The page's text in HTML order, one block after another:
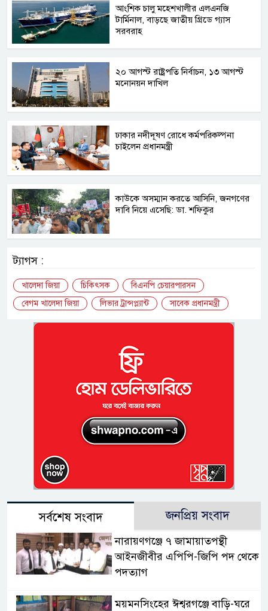
আংশিক চালু মহেশখালীর এলএনজি
টার্মিনাল, বাড়ছে জাতীয় গ্রিডে গ্যাস
সরবরাহ
২০ আগস্ট রাষ্ট্রপতি নির্বাচন, ১৩ আগস্ট
মনোনয়ন দাখিল
ঢাকার নদীদূষণ রোধে কর্মপরিকল্পনা
চাইলেন প্রধানমন্ত্রী
কাউকে অসম্মান করতে আসিনি, জনগণের
দাবি নিয়ে এসেছি: ডা. শফিকুর
ট্যাগস :
খালেদা জিয়া চিকিৎসক
বিএনপি চেয়ারপারসন
বেগম খালেদা জিয়া
লিভার ট্রান্সপ্ল্যান্ট সাবেক প্রধানমন্ত্রী
সর্বশেষ সংবাদ জনপ্রিয় সংবাদ
নারায়ণগঞ্জে ৭ জামায়াতপন্থী
আইনজীবীর এপিপি-জিপি পদ থেকে
পদত্যাগ
ময়মনসিংহের ঈশ্বরগঞ্জে বাড়ি-ঘরে